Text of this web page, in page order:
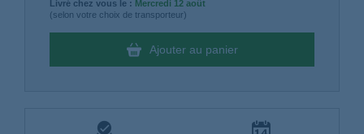
Livré chez vous le : Mercredi 12 août
(selon votre choix de transporteur)
Ajouter au panier